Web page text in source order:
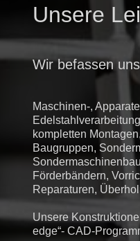
Unsere
Wir befassen
Maschinen-,
kompletten
Baugruppen,
Förderbändern,
Reparaturen,
Unsere
edge“- CAD-